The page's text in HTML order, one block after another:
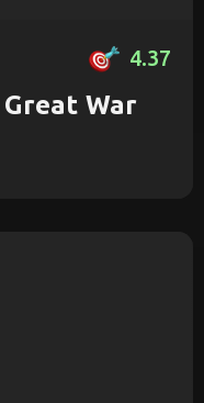
4.37
War